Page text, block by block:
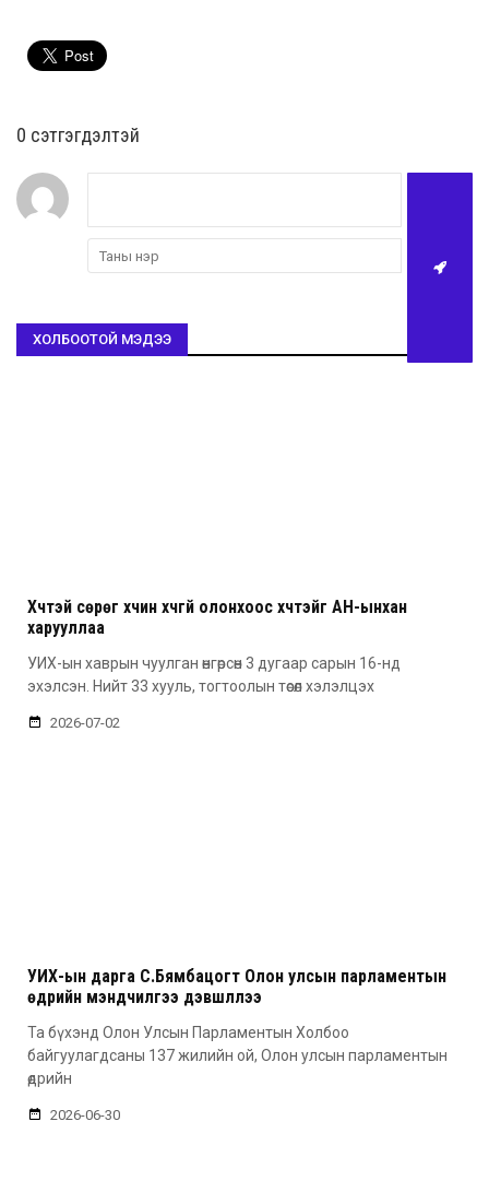
0 cэтгэгдэлтэй
ХОЛБООТОЙ МЭДЭЭ
Хүчтэй сөрөг хүчин хүчгүй олонхоос хүчтэйг АН-ынхан
харууллаа
УИХ-ын хаврын чуулган өнгөрсөн 3 дугаар сарын 16-нд
эхэлсэн. Нийт 33 хууль, тогтоолын төсөл хэлэлцэх
2026-07-02
УИХ-ын дарга С.Бямбацогт Олон улсын парламентын
өдрийн мэндчилгээ дэвшүүллээ
Та бүхэнд Олон Улсын Парламентын Холбоо
байгуулагдсаны 137 жилийн ой, Олон улсын парламентын
өдрийн
2026-06-30